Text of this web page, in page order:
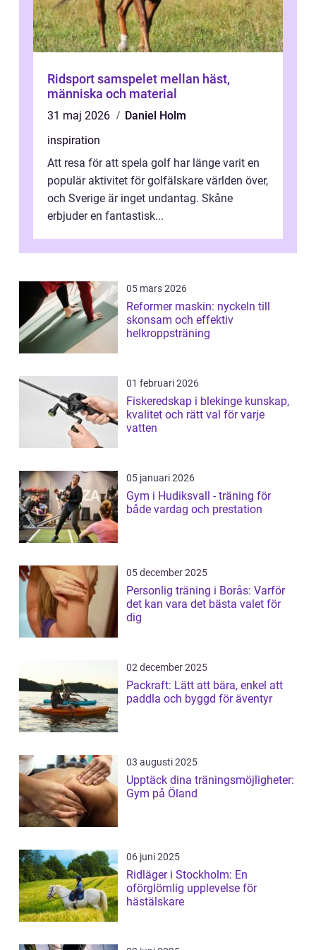
Ridsport samspelet mellan häst,
människa och material
31 maj 2026
Daniel Holm
inspiration
Att resa för att spela golf har länge varit en
populär aktivitet för golfälskare världen över,
och Sverige är inget undantag. Skåne
erbjuder en fantastisk...
05 mars 2026
Reformer maskin: nyckeln till
skonsam och effektiv
helkroppsträning
01 februari 2026
Fiskeredskap i blekinge kunskap,
kvalitet och rätt val för varje
vatten
05 januari 2026
Gym i Hudiksvall - träning för
både vardag och prestation
05 december 2025
Personlig träning i Borås: Varför
det kan vara det bästa valet för
dig
02 december 2025
Packraft: Lätt att bära, enkel att
paddla och byggd för äventyr
03 augusti 2025
Upptäck dina träningsmöjligheter:
Gym på Öland
06 juni 2025
Ridläger i Stockholm: En
oförglömlig upplevelse för
hästälskare